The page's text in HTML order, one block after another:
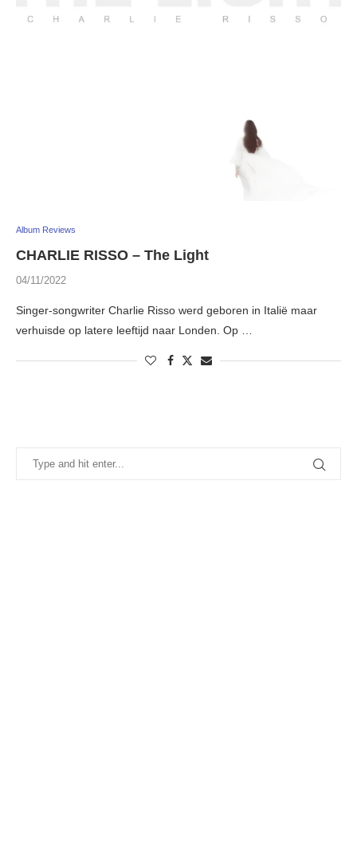
Album Reviews
CHARLIE RISSO – The Light
04/11/2022
Singer-songwriter Charlie Risso werd geboren in Italië maar
verhuisde op latere leeftijd naar Londen. Op …